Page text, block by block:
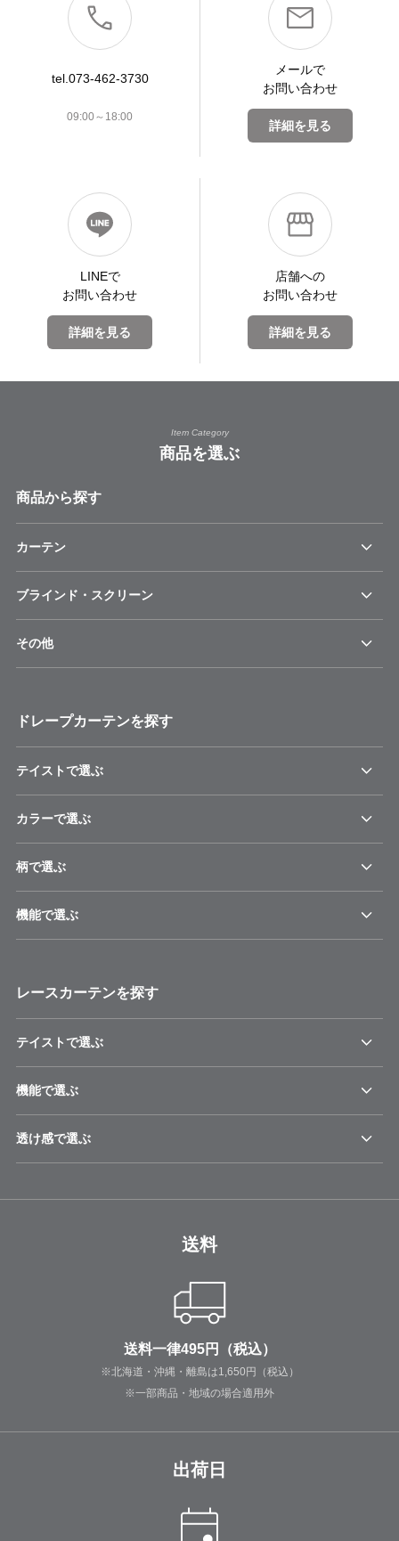
tel.073-462-3730
09:00～18:00
メールで
お問い合わせ
詳細を見る
LINEで
お問い合わせ
詳細を見る
店舗への
お問い合わせ
詳細を見る
Item Category
商品を選ぶ
商品から探す
カーテン
ブラインド・スクリーン
その他
ドレープカーテンを探す
テイストで選ぶ
カラーで選ぶ
柄で選ぶ
機能で選ぶ
レースカーテンを探す
テイストで選ぶ
機能で選ぶ
透け感で選ぶ
送料
送料一律495円（税込）
※北海道・沖縄・離島は1,650円（税込）
※一部商品・地域の場合適用外
出荷日